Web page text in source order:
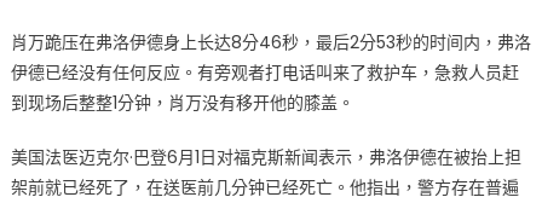
肖万跪压在弗洛伊德身上长达8分46秒，最后2分53秒的时间内，弗洛
伊德已经没有任何反应。有旁观者打电话叫来了救护车，急救人员赶
到现场后整整1分钟，肖万没有移开他的膝盖。
美国法医迈克尔·巴登6月1日对福克斯新闻表示，弗洛伊德在被抬上担
架前就已经死了，在送医前几分钟已经死亡。他指出，警方存在普遍